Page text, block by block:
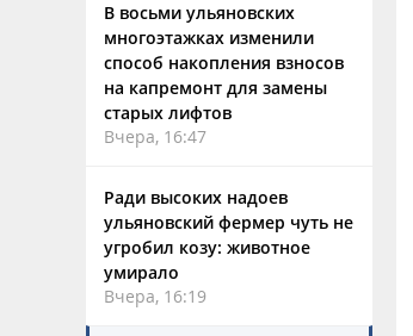
В восьми ульяновских
многоэтажках изменили
способ накопления взносов
на капремонт для замены
старых лифтов
Вчера, 16:47
Ради высоких надоев
ульяновский фермер чуть не
угробил козу: животное
умирало
Вчера, 16:19